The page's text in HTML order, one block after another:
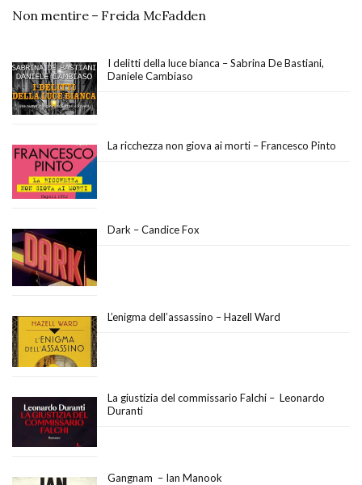
Non mentire – Freida McFadden
I delitti della luce bianca – Sabrina De Bastiani,
Daniele Cambiaso
La ricchezza non giova ai morti – Francesco Pinto
Dark – Candice Fox
L’enigma dell’assassino – Hazell Ward
La giustizia del commissario Falchi – Leonardo
Duranti
Gangnam – Ian Manook